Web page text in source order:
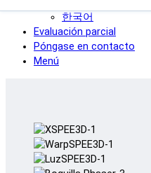
한국어
Evaluación parcial
Póngase en contacto
Menú